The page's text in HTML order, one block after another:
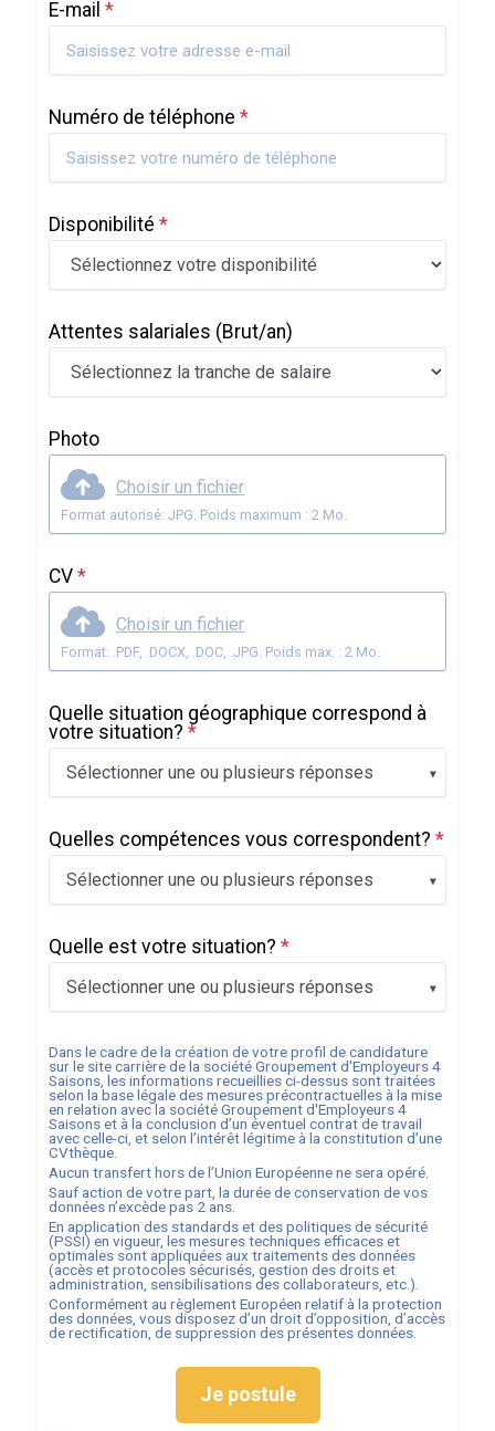
E-mail *
Numéro de téléphone *
Disponibilité *
Attentes salariales (Brut/an)
Photo
Choisir un fichier
Format autorisé: JPG. Poids maximum : 2 Mo.
CV *
Choisir un fichier
Format: .PDF, .DOCX, .DOC, .JPG. Poids max. : 2 Mo.
Quelle situation géographique correspond à
votre situation? *
Sélectionner une ou plusieurs réponses
Quelles compétences vous correspondent? *
Sélectionner une ou plusieurs réponses
Quelle est votre situation? *
Sélectionner une ou plusieurs réponses
Dans le cadre de la création de votre profil de candidature
sur le site carrière de la sociétéGroupement d'Employeurs 4
Saisons, les informations recueillies ci-dessus sont traitées
selon la base légale des mesures précontractuelles à la mise
en relation avec la sociétéGroupement d'Employeurs 4
Saisonset à la conclusion d’un éventuel contrat de travail
avec celle-ci, et selon l’intérêt légitime à la constitution d’une
CVthèque.
Aucun transfert hors de l’Union Européenne ne sera opéré.
Sauf action de votre part, la durée de conservation de vos
données n’excède pas 2 ans.
En application des standards et des politiques de sécurité
(PSSI) en vigueur, les mesures techniques efficaces et
optimales sont appliquées aux traitements des données
(accès et protocoles sécurisés, gestion des droits et
administration, sensibilisations des collaborateurs, etc.).
Conformément au règlement Européen relatif à la protection
des données, vous disposez d’un droit d’opposition, d’accès
de rectification, de suppression des présentes données.
Je postule